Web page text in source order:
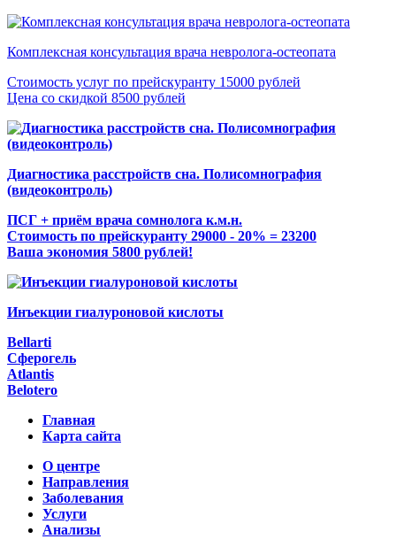
Комплексная консультация врача невролога-остеопата
Стоимость услуг по прейскуранту 15000 рублей
Цена со скидкой 8500 рублей
Диагностика расстройств сна. Полисомнография
(видеоконтроль)
ПСГ + приём врача сомнолога к.м.н.
Стоимость по прейскуранту 29000 - 20% = 23200
Ваша экономия 5800 рублей!
Инъекции гиалуроновой кислоты
Bellarti
Сферогель
Atlantis
Belotero
Главная
Карта сайта
О центре
Направления
Заболевания
Услуги
Анализы